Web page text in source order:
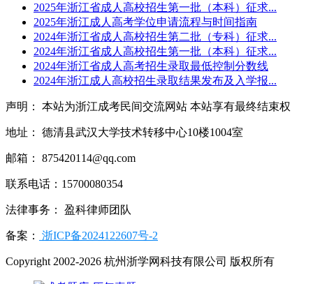
2025年浙江省成人高校招生第一批（本科）征求...
2025年浙江成人高考学位申请流程与时间指南
2024年浙江省成人高校招生第二批（专科）征求...
2024年浙江省成人高校招生第一批（本科）征求...
2024年浙江省成人高考招生录取最低控制分数线
2024年浙江成人高校招生录取结果发布及入学报...
声明： 本站为浙江成考民间交流网站 本站享有最终结束权
地址： 德清县武汉大学技术转移中心10楼1004室
邮箱： 875420114@qq.com
联系电话：15700080354
法律事务： 盈科律师团队
备案： 浙ICP备2024122607号-2
Copyright 2002-2026 杭州浙学网科技有限公司 版权所有